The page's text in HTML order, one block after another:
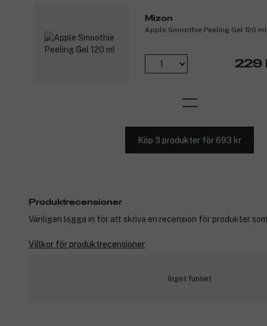
Mizon
Apple Smoothie Peeling Gel 120 ml
229
Köp 3 produkter för 693 kr
Produktrecensioner
Vänligen logga in för att skriva en recension för produkter
Villkor för produktrecensioner
Inget funnet